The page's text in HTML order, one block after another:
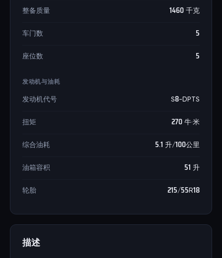
整备质量 1460 千克
车门数 5
座位数 5
发动机与油耗
发动机代号 S8-DPTS
扭矩 270 牛·米
综合油耗 5.1 升/100公里
油箱容积 51 升
轮胎 215/55R18
描述